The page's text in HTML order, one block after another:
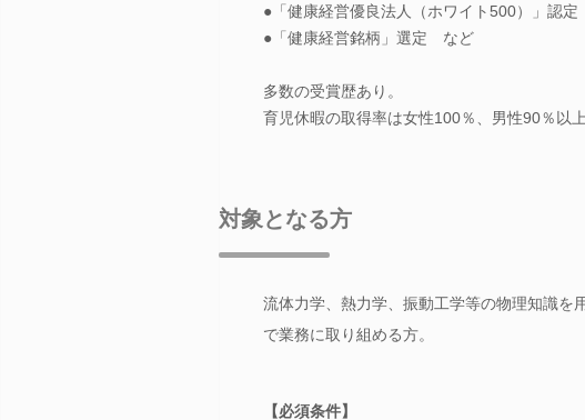
●「健康経営優良法人（ホワイト500）」認定
●「健康経営銘柄」選定 など
多数の受賞歴あり。
育児休暇の取得率は女性100％、男性90％以
対象となる方
流体力学、熱力学、振動工学等の物理知識を
で業務に取り組める方。
【必須条件】